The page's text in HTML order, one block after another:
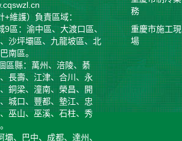
維護）負責區域：
9區：渝中區、大渡口區、
沙坪壩區、九龍坡區、北
南區。
區縣：萬州、涪陵、綦
長壽、江津、合川、永
銅梁、潼南、榮昌、開
城口、豐都、墊江、忠
巫山、巫溪、石柱、秀
壩、巴中、成都、達州、
務
重慶市施工現
場